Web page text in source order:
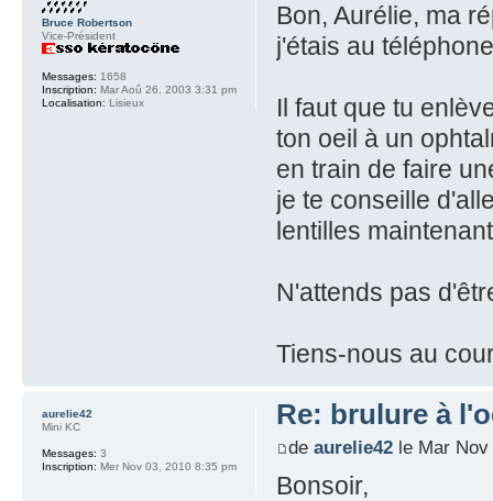
Bon, Aurélie, ma
j'étais au
Il faut que tu
ton oeil à un
en train de faire
je te conseille
lentilles
N'attends pas
Tiens-nous au
Bruce Robertson
Vice-Président
Messages: 1658
Inscription: Mar Aoû 26, 2003 3:31 pm
Localisation: Lisieux
Re: brulure à
de aurelie42le Mar Nov
Bonsoir,
aurelie42
Mini KC
Messages: 3
Inscription: Mer Nov 03, 2010 8:35 pm